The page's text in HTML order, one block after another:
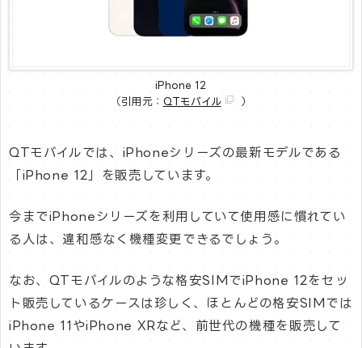
iPhone 12
（引用元： QTモバイル ）
QTモバイルでは、iPhoneシリーズの最新モデルである
「iPhone 12」を販売しています。
今までiPhoneシリーズを利用していて使用感に慣れてい
る人は、違和感なく機種変更できるでしょう。
なお、QTモバイルのような格安SIMでiPhone 12をセッ
ト販売しているケースは珍しく、ほとんどの格安SIMでは
iPhone 11やiPhone XRなど、前世代の機種を販売して